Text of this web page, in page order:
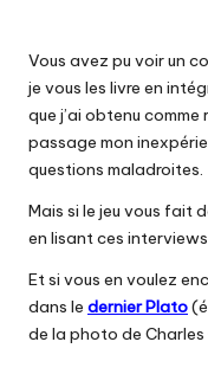
Vous avez pu voir un
je vous les livre en
que j’ai obtenu comme
passage mon
questions maladroites.
Mais si le jeu vous fait
en lisant ces
Et si vous en voulez
dans le dernier Plato
de la photo de Charles